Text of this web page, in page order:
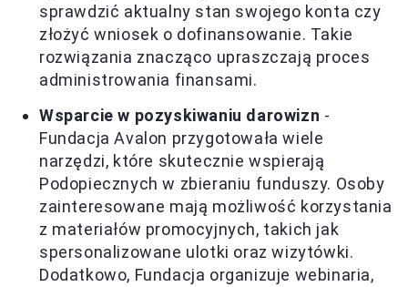
sprawdzić aktualny stan swojego konta czy
złożyć wniosek o dofinansowanie. Takie
rozwiązania znacząco upraszczają proces
administrowania finansami.
Wsparcie w pozyskiwaniu darowizn -
Fundacja Avalon przygotowała wiele
narzędzi, które skutecznie wspierają
Podopiecznych w zbieraniu funduszy. Osoby
zainteresowane mają możliwość korzystania
z materiałów promocyjnych, takich jak
spersonalizowane ulotki oraz wizytówki.
Dodatkowo, Fundacja organizuje webinaria,